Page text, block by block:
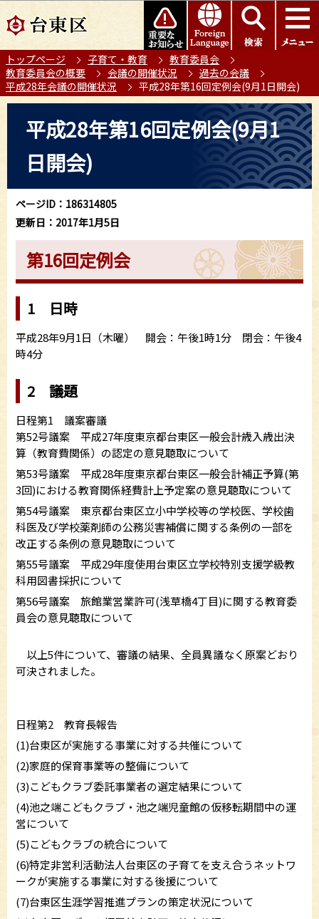
の
ー
ジ
の
このページの本文へ移動
トップページ 子育て・教育
教育委員会
教育委員会の概要
会議の開催状況
過去の会議
平成28年会議の開催状況
平成28年第16回定例会(9月1日開会)
ら
平成28年第16回定例会(9月1
日開会)
ページID：186314805
更新日：2017年1月5日
第16回定例会
1 日時
平成28年9月1日（木曜） 開会：午後1時1分 閉会：午後4
時4分
2 議題
日程第1 議案審議
第52号議案 平成27年度東京都台東区一般会計歳入歳出決
算（教育費関係）の認定の意見聴取について
第53号議案 平成28年度東京都台東区一般会計補正予算(第
3回)における教育関係経費計上予定案の意見聴取について
第54号議案 東京都台東区立小中学校等の学校医、学校歯
科医及び学校薬剤師の公務災害補償に関する条例の一部を
改正する条例の意見聴取について
第55号議案 平成29年度使用台東区立学校特別支援学級教
科用図書採択について
第56号議案 旅館業営業許可(浅草橋4丁目)に関する教育委
員会の意見聴取について
以上5件について、審議の結果、全員異議なく原案どおり
可決されました。
日程第2 教育長報告
(1)台東区が実施する事業に対する共催について
(2)家庭的保育事業等の整備について
(3)こどもクラブ委託事業者の選定結果について
(4)池之端こどもクラブ・池之端児童館の仮移転期間中の運
営について
(5)こどもクラブの統合について
(6)特定非営利活動法人台東区の子育てを支え合うネットワ
ークが実施する事業に対する後援について
(7)台東区生涯学習推進プランの策定状況について